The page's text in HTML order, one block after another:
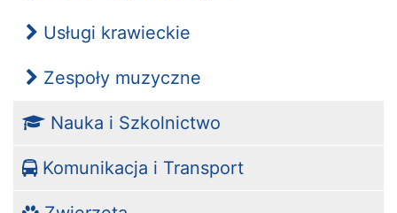
Usługi krawieckie
Zespoły muzyczne
Nauka i Szkolnictwo
Komunikacja i Transport